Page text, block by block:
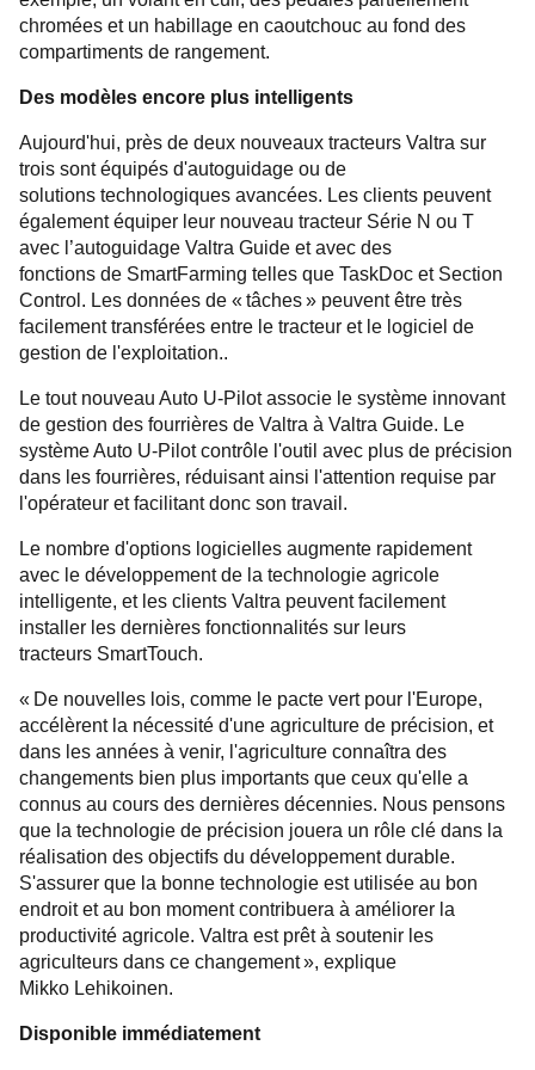
chromées et un habillage en caoutchouc au fond des
compartiments de rangement.
Des modèles encore plus intelligents
Aujourd'hui, près de deux nouveaux tracteurs Valtra sur
trois sont équipés d'autoguidage ou de
solutions technologiques avancées. Les clients peuvent
également équiper leur nouveau tracteur Série N ou T
avec l’autoguidage Valtra Guide et avec des
fonctions de SmartFarming telles que TaskDoc et Section
Control. Les données de « tâches » peuvent être très
facilement transférées entre le tracteur et le logiciel de
gestion de l'exploitation..
Le tout nouveau Auto U-Pilot associe le système innovant
de gestion des fourrières de Valtra à Valtra Guide. Le
système Auto U-Pilot contrôle l'outil avec plus de précision
dans les fourrières, réduisant ainsi l'attention requise par
l'opérateur et facilitant donc son travail.
Le nombre d'options logicielles augmente rapidement
avec le développement de la technologie agricole
intelligente, et les clients Valtra peuvent facilement
installer les dernières fonctionnalités sur leurs
tracteurs SmartTouch.
« De nouvelles lois, comme le pacte vert pour l'Europe,
accélèrent la nécessité d'une agriculture de précision, et
dans les années à venir, l'agriculture connaîtra des
changements bien plus importants que ceux qu'elle a
connus au cours des dernières décennies. Nous pensons
que la technologie de précision jouera un rôle clé dans la
réalisation des objectifs du développement durable.
S'assurer que la bonne technologie est utilisée au bon
endroit et au bon moment contribuera à améliorer la
productivité agricole. Valtra est prêt à soutenir les
agriculteurs dans ce changement », explique
Mikko Lehikoinen.
Disponible immédiatement